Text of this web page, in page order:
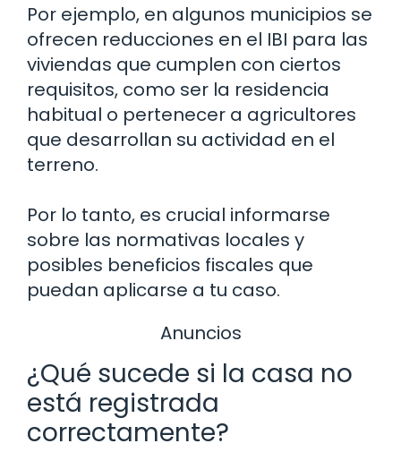
Por ejemplo, en algunos municipios se
ofrecen reducciones en el IBI para las
viviendas que cumplen con ciertos
requisitos, como ser la residencia
habitual o pertenecer a agricultores
que desarrollan su actividad en el
terreno.
Por lo tanto, es crucial informarse
sobre las normativas locales y
posibles beneficios fiscales que
puedan aplicarse a tu caso.
Anuncios
¿Qué sucede si la casa no
está registrada
correctamente?